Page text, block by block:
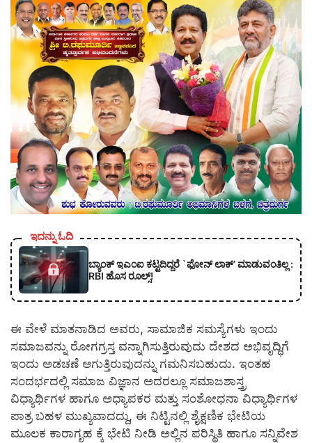
ಇದನ್ನು ಓದಿ
ಬ್ಯಾಂಕ್ ಇಎಂಐ ಕಟ್ಟದಿದ್ದರೆ `ಫೋನ್ ಲಾಕ್’ ಮಾಡುವಂತಿಲ್ಲ :
RBI ಹೊಸ ರೂಲ್ಸ್!
ಈ ವೇಳೆ ಮಾತನಾಡಿದ ಅವರು, ಸಾಮಾಜಿಕ ಸಮಸ್ಯೆಗಳು ಇಂದು
ಸಮಾಜವನ್ನು ರೋಗಗ್ರಸ್ತ ವನ್ನಾಗಿಸುತ್ತಿರುವುದು ದೇಶದ ಅಭಿವೃದ್ಧಿಗೆ
ಇಂದು ಅಡಚಣೆ ಆಗುತ್ತಿರುವುದನ್ನು ಗಮನಿಸಬಹುದು. ಇಂತಹ
ಸಂದರ್ಭದಲ್ಲಿ ಸಮಾಜ ವಿಜ್ಞಾನ ಅದರಲ್ಲೂ ಸಮಾಜಶಾಸ್ತ್ರ
ವಿಧ್ಯಾರ್ಥಿಗಳ ಹಾಗೂ ಅಧ್ಯಾಪಕರ ಮತ್ತು ಸಂಶೋಧನಾ ವಿಧ್ಯಾರ್ಥಿಗಳ
ಪಾತ್ರ ಬಹಳ ಮುಖ್ಯವಾದದ್ದು, ಈ ನಿಟ್ಟಿನಲ್ಲಿ ಶೈಕ್ಷಣಿಕ ಭೇಟಿಯ
ಮೂಲಕ ಕಾರಾಗೃಹ ಕ್ಕೆ ಭೇಟಿ ನೀಡಿ ಅಲ್ಲಿನ ಪರಿಸ್ಥಿತಿ ಹಾಗೂ ಸನ್ನಿವೇಶ